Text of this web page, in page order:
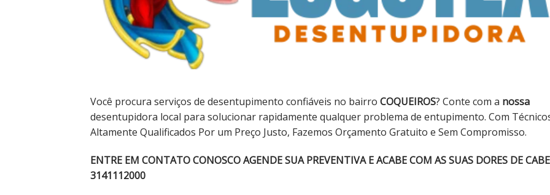
Você procura serviços de desentupimento confiáveis ​​no bairro COQUEIROS? Conte com a nossa
desentupidora local para solucionar rapidamente qualquer problema de entupimento. Com
Altamente Qualificados Por um Preço Justo, Fazemos Orçamento Gratuito e Sem Compromisso.
ENTRE EM CONTATO CONOSCO AGENDE SUA PREVENTIVA E ACABE COM AS SUAS DORES DE
3141112000